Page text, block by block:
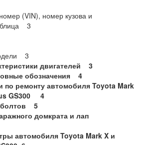
(VIN), номер кузова и
3
3
двигателей 3
обозначения 4
ремонту автомобиля Toyota Mark
GS300 4
болтов 5
домкрата и лап
автомобиля Toyota Mark X и